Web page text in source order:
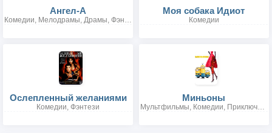
Ангел-А
Комедии, Мелодрамы, Драмы, Фэнтези
Моя собака Идиот
Комедии
Ослепленный желаниями
Комедии, Фэнтези
Миньоны
Мультфильмы, Комедии, Приключения, Семейные, Фантастика